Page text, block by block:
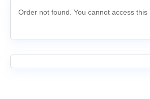
Order not found. You cannot access this